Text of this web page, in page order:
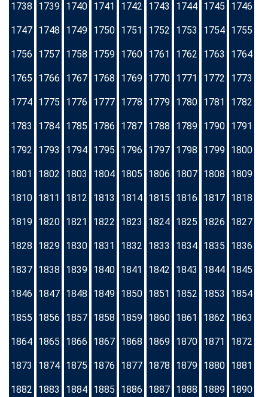
1738 1739 1740 1741 1742 1743 1744 1745 1746
1747 1748 1749 1750 1751 1752 1753 1754 1755
1756 1757 1758 1759 1760 1761 1762 1763 1764
1765 1766 1767 1768 1769 1770 1771 1772 1773
1774 1775 1776 1777 1778 1779 1780 1781 1782
1783 1784 1785 1786 1787 1788 1789 1790 1791
1792 1793 1794 1795 1796 1797 1798 1799 1800
1801 1802 1803 1804 1805 1806 1807 1808 1809
1810 1811 1812 1813 1814 1815 1816 1817 1818
1819 1820 1821 1822 1823 1824 1825 1826 1827
1828 1829 1830 1831 1832 1833 1834 1835 1836
1837 1838 1839 1840 1841 1842 1843 1844 1845
1846 1847 1848 1849 1850 1851 1852 1853 1854
1855 1856 1857 1858 1859 1860 1861 1862 1863
1864 1865 1866 1867 1868 1869 1870 1871 1872
1873 1874 1875 1876 1877 1878 1879 1880 1881
1882 1883 1884 1885 1886 1887 1888 1889 1890